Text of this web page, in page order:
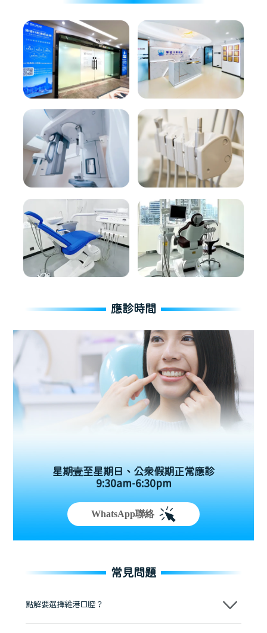
應診時間
星期壹至星期日、公眾假期正常應診
9:30am-6:30pm
WhatsApp聯絡
常見問題
點解要選擇維港口腔？
維港口腔踐行「醫道濟世」的大學校訓，各分院匯聚來自香港、內地的